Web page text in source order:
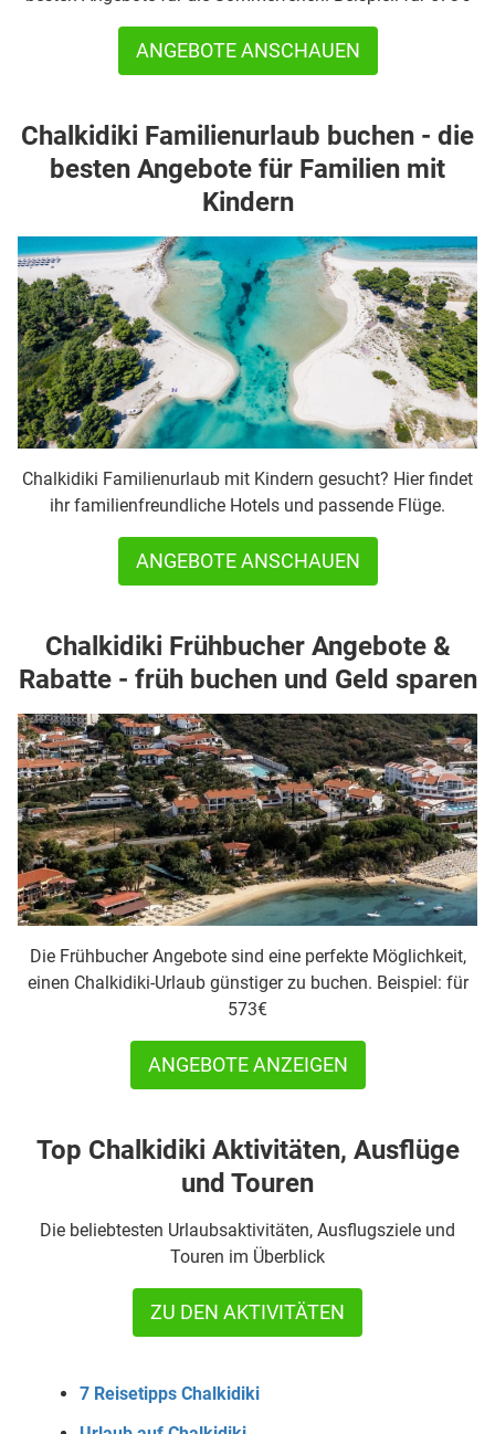
ANGEBOTE ANSCHAUEN
Chalkidiki Familienurlaub buchen - die
besten Angebote für Familien mit
Kindern
Chalkidiki Familienurlaub mit Kindern gesucht? Hier findet
ihr familienfreundliche Hotels und passende Flüge.
ANGEBOTE ANSCHAUEN
Chalkidiki Frühbucher Angebote &
Rabatte - früh buchen und Geld sparen
Die Frühbucher Angebote sind eine perfekte Möglichkeit,
einen Chalkidiki-Urlaub günstiger zu buchen. Beispiel: für
573€
ANGEBOTE ANZEIGEN
Top Chalkidiki Aktivitäten, Ausflüge
und Touren
Die beliebtesten Urlaubsaktivitäten, Ausflugsziele und
Touren im Überblick
ZU DEN AKTIVITÄTEN
7 Reisetipps Chalkidiki